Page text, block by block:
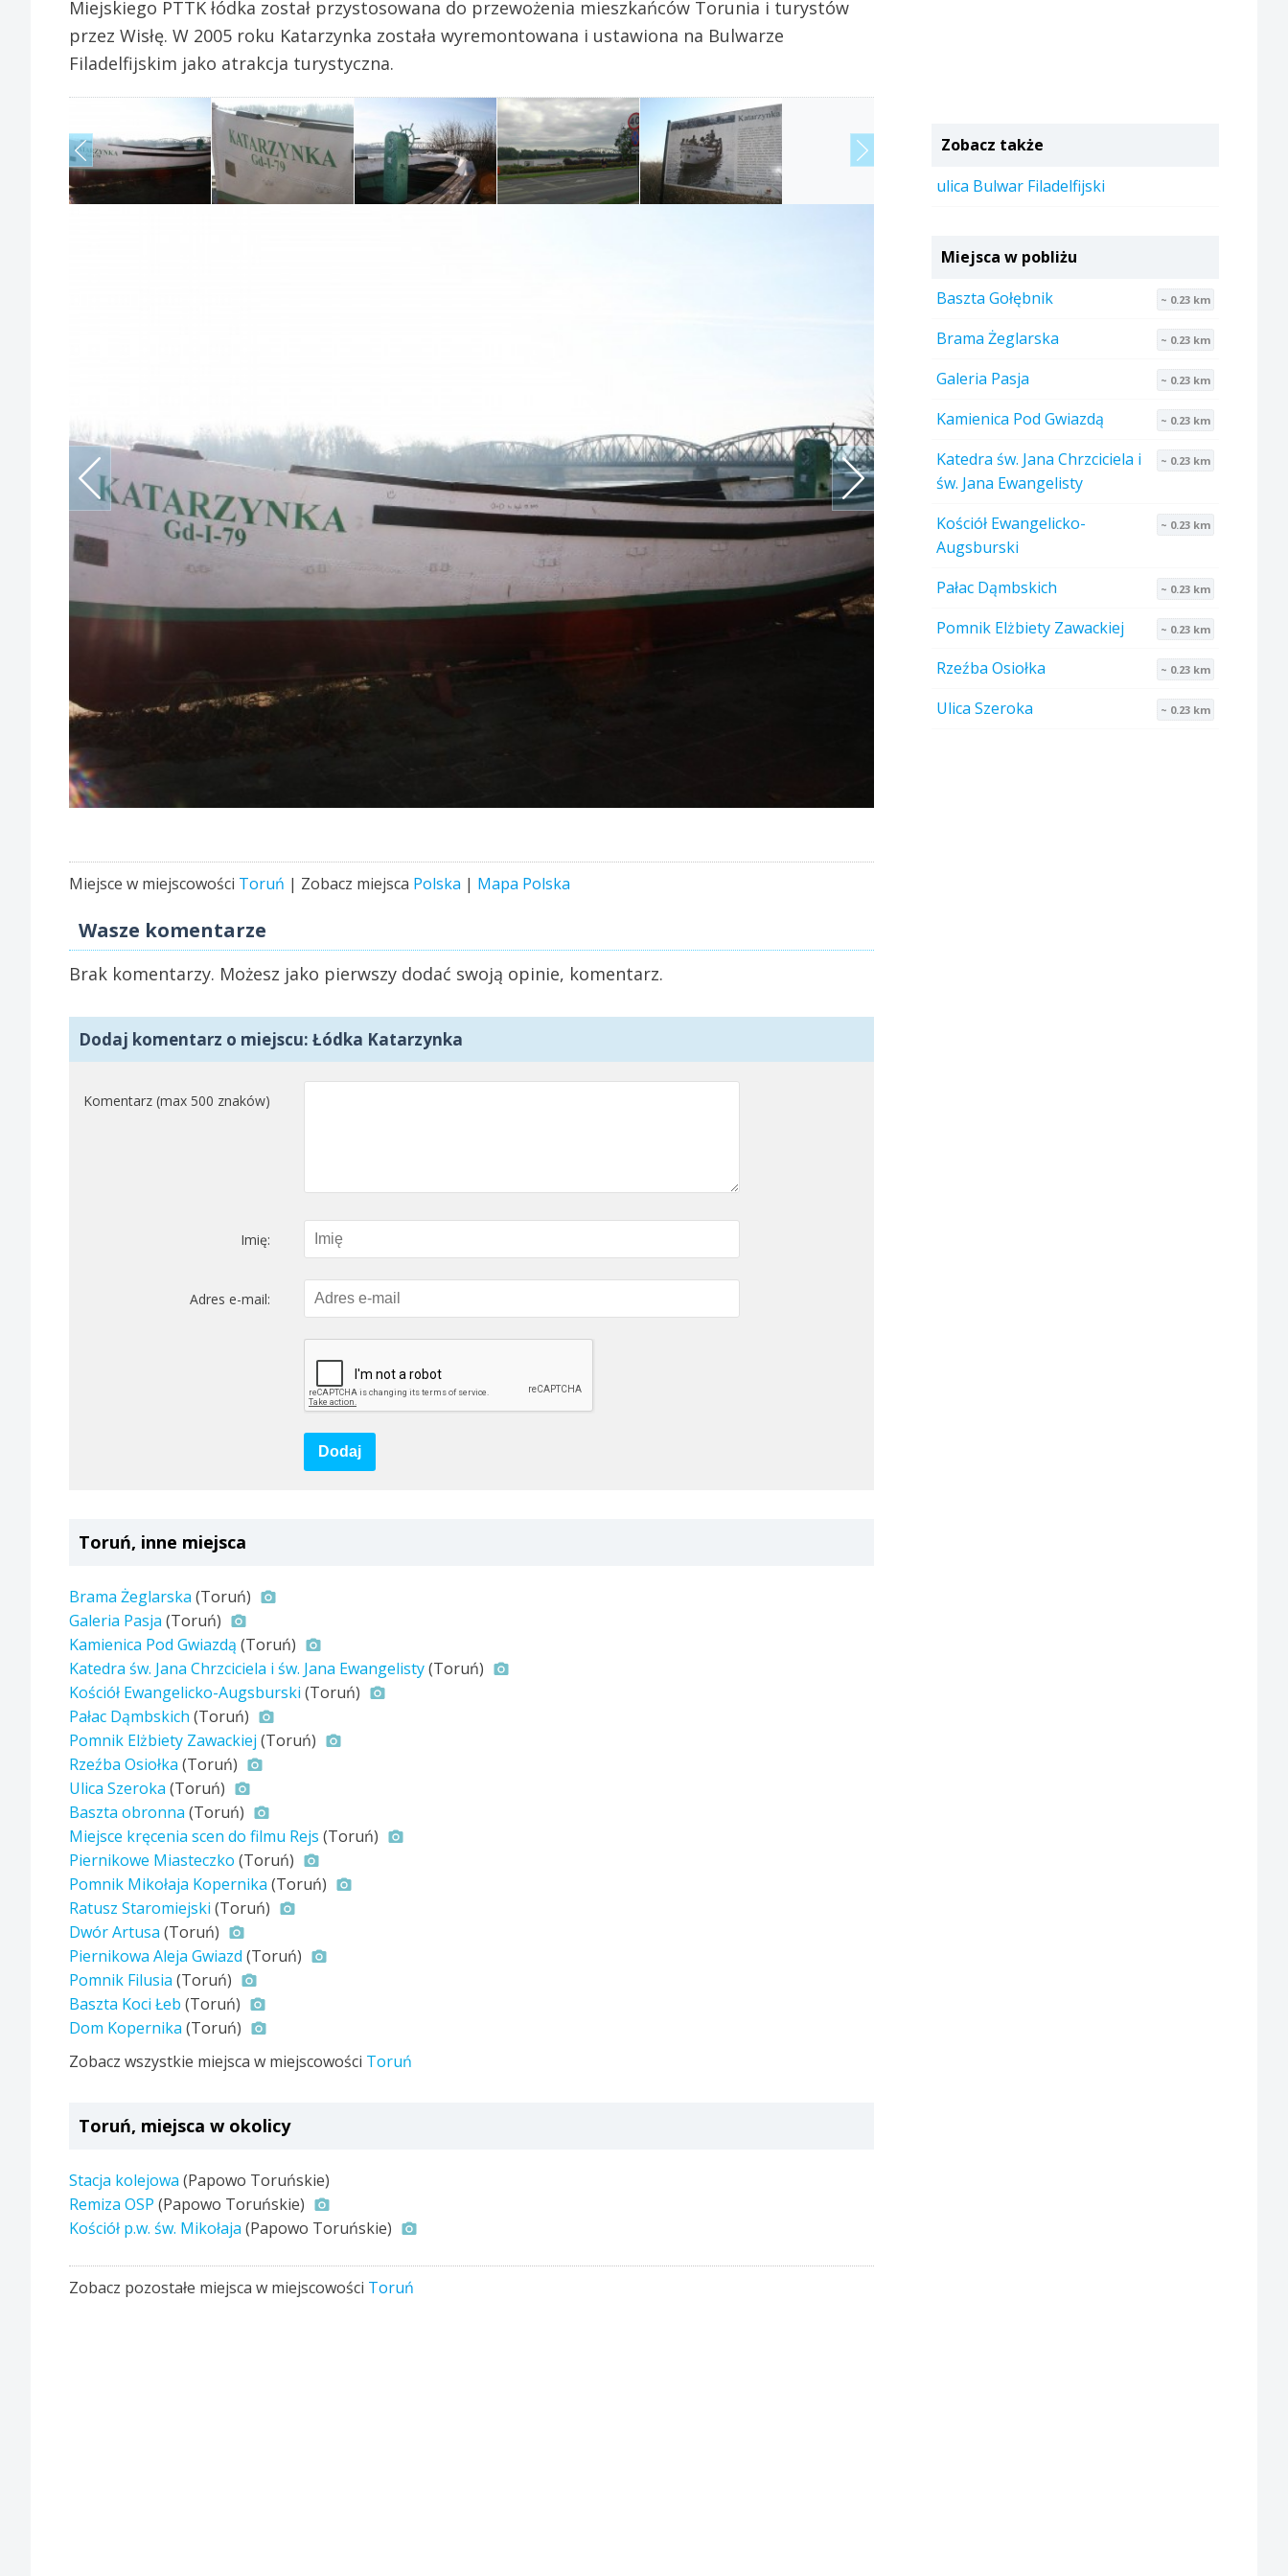
Miejskiego PTTK łódka został przystosowana do przewożenia mieszkańców Torunia i turystów
przez Wisłę. W 2005 roku Katarzynka została wyremontowana i ustawiona na Bulwarze
Filadelfijskim jako atrakcja turystyczna.
Miejsce w miejscowości Toruń | Zobacz miejsca Polska | Mapa Polska
Wasze komentarze
Brak komentarzy. Możesz jako pierwszy dodać swoją opinie, komentarz.
Dodaj komentarz o miejscu: Łódka Katarzynka
Komentarz (max 500 znaków)
Imię:
Adres e-mail:
Dodaj
Toruń, inne miejsca
Brama Żeglarska (Toruń)
Galeria Pasja (Toruń)
Kamienica Pod Gwiazdą (Toruń)
Katedra św. Jana Chrzciciela i św. Jana Ewangelisty(Toruń)
Kościół Ewangelicko-Augsburski (Toruń)
Pałac Dąmbskich (Toruń)
Pomnik Elżbiety Zawackiej (Toruń)
Rzeźba Osiołka (Toruń)
Ulica Szeroka (Toruń)
Baszta obronna (Toruń)
Miejsce kręcenia scen do filmu Rejs (Toruń)
Piernikowe Miasteczko (Toruń)
Pomnik Mikołaja Kopernika (Toruń)
Ratusz Staromiejski (Toruń)
Dwór Artusa (Toruń)
Piernikowa Aleja Gwiazd (Toruń)
Pomnik Filusia (Toruń)
Baszta Koci Łeb (Toruń)
Dom Kopernika (Toruń)
Zobacz wszystkie miejsca w miejscowości Toruń
Toruń, miejsca w okolicy
Stacja kolejowa (Papowo Toruńskie)
Remiza OSP (Papowo Toruńskie)
Kościół p.w. św. Mikołaja (Papowo Toruńskie)
Zobacz pozostałe miejsca w miejscowości Toruń
Zobacz także
ulica Bulwar Filadelfijski
Miejsca w pobliżu
Baszta Gołębnik
~ 0.23 km
Brama Żeglarska ~ 0.23 km
Galeria Pasja ~ 0.23 km
Kamienica Pod Gwiazdą ~ 0.23 km
Katedra św. Jana Chrzciciela i
św. Jana Ewangelisty
~ 0.23 km
Kościół Ewangelicko-
Augsburski
~ 0.23 km
Pałac Dąmbskich ~ 0.23 km
Pomnik Elżbiety Zawackiej ~ 0.23 km
Rzeźba Osiołka ~ 0.23 km
Ulica Szeroka ~ 0.23 km